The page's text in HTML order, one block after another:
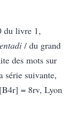
du livre 1,
/ du grand
des mots sur
série suivante,
= 8rv, Lyon